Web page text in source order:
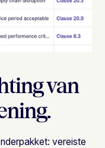
van
vereiste